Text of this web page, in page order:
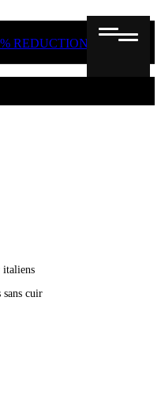
REDUCTION
italiens
sans cuir